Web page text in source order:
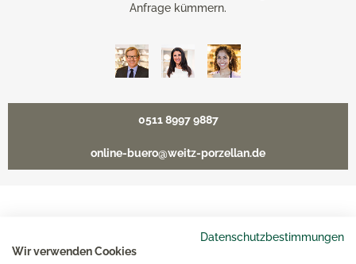
Datenschutzbestimmungen
Wir verwenden Cookies
Anfrage kümmern.
0511 8997 9887
online-buero@weitz-porzellan.de
Unsere Häuser